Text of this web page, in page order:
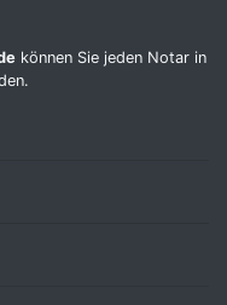
können Sie jeden Notar in